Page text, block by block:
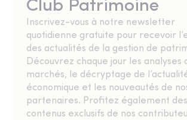
Club Patrimoine
Inscrivez-vous à notre newsletter
quotidienne gratuite pour recevoir
des actualités de la gestion de
Découvrez chaque jour les analyses
marchés, le décryptage de
économique et les nouveautés de
partenaires. Profitez également des
contenus exclusifs de nos